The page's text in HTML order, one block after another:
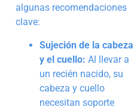
algunas recomendaciones
clave:
Sujeción de la cabeza
y el cuello: Al llevar a
un recién nacido, su
cabeza y cuello
necesitan soporte